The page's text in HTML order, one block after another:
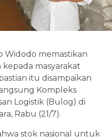
Widodo memastikan
masyarakat
itu disampaikan
Kompleks
Logistik (Bulog) di
Rabu (21/7).
stok nasional untuk